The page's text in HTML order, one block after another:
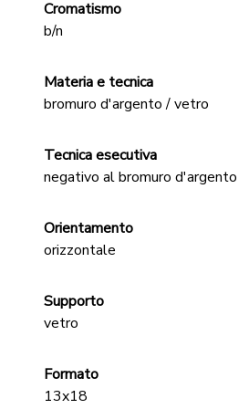
Cromatismo
b/n
Materia e tecnica
bromuro d'argento / vetro
Tecnica esecutiva
negativo al bromuro d'argento
Orientamento
orizzontale
Supporto
vetro
Formato
13x18